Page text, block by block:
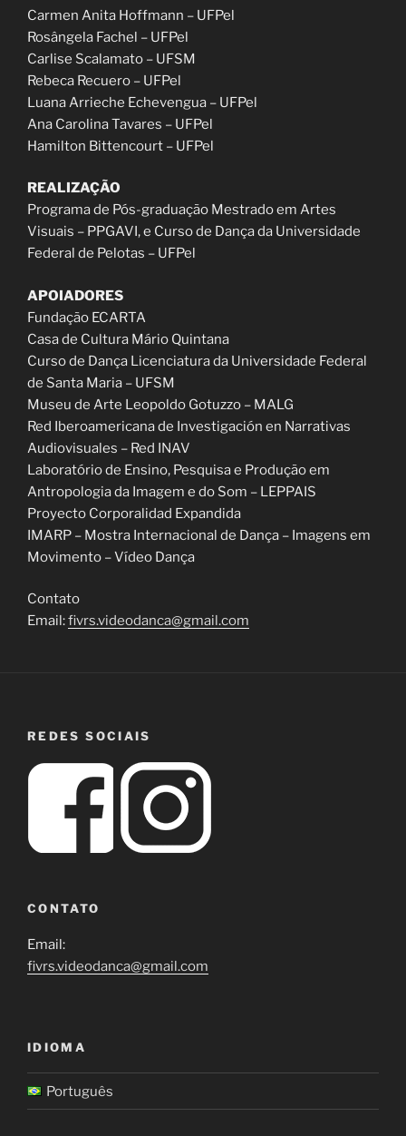
Carmen Anita Hoffmann – UFPel
Rosângela Fachel – UFPel
Carlise Scalamato – UFSM
Rebeca Recuero – UFPel
Luana Arrieche Echevengua – UFPel
Ana Carolina Tavares – UFPel
Hamilton Bittencourt – UFPel
REALIZAÇÃO
Programa de Pós-graduação Mestrado em Artes
Visuais – PPGAVI, e Curso de Dança da Universidade
Federal de Pelotas – UFPel
APOIADORES
Fundação ECARTA
Casa de Cultura Mário Quintana
Curso de Dança Licenciatura da Universidade Federal
de Santa Maria – UFSM
Museu de Arte Leopoldo Gotuzzo – MALG
Red Iberoamericana de Investigación en Narrativas
Audiovisuales – Red INAV
Laboratório de Ensino, Pesquisa e Produção em
Antropologia da Imagem e do Som – LEPPAIS
Proyecto Corporalidad Expandida
IMARP – Mostra Internacional de Dança – Imagens em
Movimento – Vídeo Dança
Contato
Email:fivrs.videodanca@gmail.com
REDES SOCIAIS
CONTATO
Email:
fivrs.videodanca@gmail.com
IDIOMA
Português